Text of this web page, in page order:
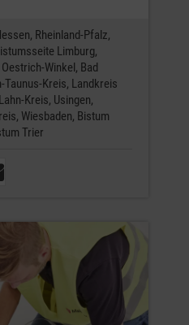
Rheinland-Pfalz,
Limburg,
Oestrich-Winkel, Bad
Kreis, Landkreis
Kreis, Usingen,
Wiesbaden, Bistum
Trier